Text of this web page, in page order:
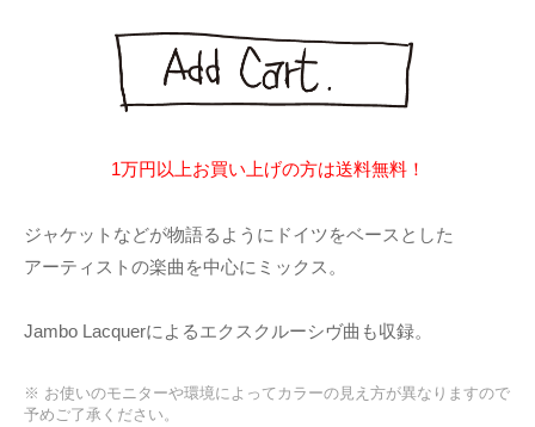
1万円以上お買い上げの方は送料無料！
ジャケットなどが物語るようにドイツをベースとした
アーティストの楽曲を中心にミックス。
Jambo Lacquerによるエクスクルーシヴ曲も収録。
※ お使いのモニターや環境によってカラーの見え方が異なりますので
予めご了承ください。